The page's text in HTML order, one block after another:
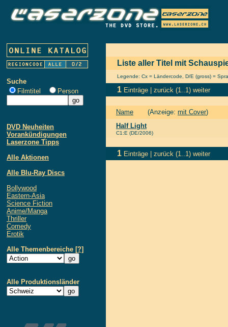
Suche
Filmtitel
Person
DVD Neuheiten
Vorankündigungen
Laserzone Tipps
Alle Aktionen
Alle Blu-Ray Discs
Bollywood
Eastern-Asia
Science Fiction
Anime/Manga
Thriller
Comedy
Erotik
Alle Themenbereiche [?]
Alle Produktionsländer
Liste aller Titel mit
Legende: Cx = Ländercode, D/E (gross) =
1 Einträge | zurück (1..1) weiter
Name (Anzeige: mit Cover)
Half Light
C1:E (DE/2006)
1 Einträge | zurück (1..1) weiter